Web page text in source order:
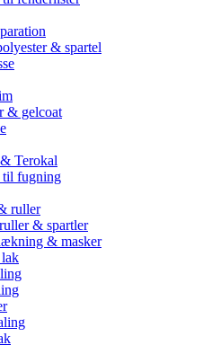
& spartel
& gelcoat
Terokal
til fugning
ruller
& spartler
& masker